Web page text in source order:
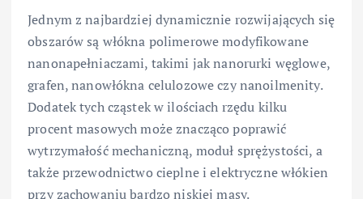
Jednym z najbardziej dynamicznie rozwijających się
obszarów są włókna polimerowe modyfikowane
nanonapełniaczami, takimi jak nanorurki węglowe,
grafen, nanowłókna celulozowe czy nanoilmenity.
Dodatek tych cząstek w ilościach rzędu kilku
procent masowych może znacząco poprawić
wytrzymałość mechaniczną, moduł sprężystości, a
także przewodnictwo cieplne i elektryczne włókien
przy zachowaniu bardzo niskiej masy.